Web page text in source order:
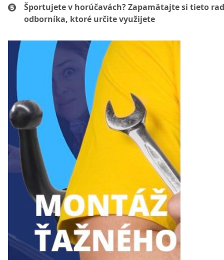
Športujete v horúčavách? Zapamätajte si tieto
odborníka, ktoré určite využijete